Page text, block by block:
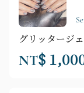
グリッタージ
NT$